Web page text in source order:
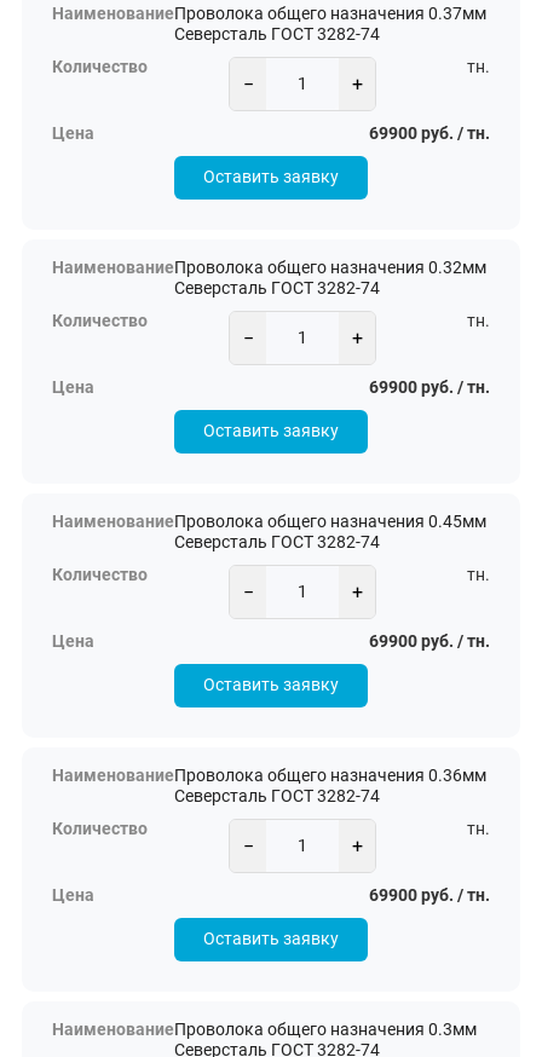
Проволока общего назначения 0.37мм
Северсталь ГОСТ 3282-74
− +
тн.
69900 руб. / тн.
Оставить заявку
Проволока общего назначения 0.32мм
Северсталь ГОСТ 3282-74
− +
тн.
69900 руб. / тн.
Оставить заявку
Проволока общего назначения 0.45мм
Северсталь ГОСТ 3282-74
− +
тн.
69900 руб. / тн.
Оставить заявку
Проволока общего назначения 0.36мм
Северсталь ГОСТ 3282-74
− +
тн.
69900 руб. / тн.
Оставить заявку
Проволока общего назначения 0.3мм
Северсталь ГОСТ 3282-74